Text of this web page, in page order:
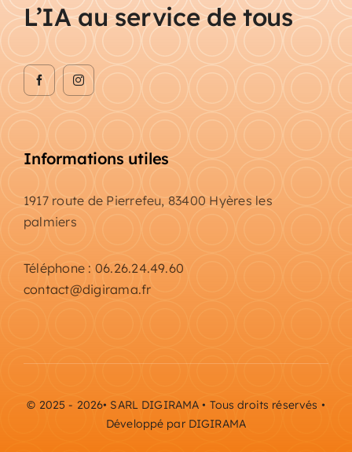
L’IA au service de tous
Informations utiles
1917 route de Pierrefeu, 83400 Hyères les
palmiers
Téléphone : 06.26.24.49.60
contact@digirama.fr
© 2025 - 2026• SARL DIGIRAMA • Tous droits réservés •
Développé par DIGIRAMA